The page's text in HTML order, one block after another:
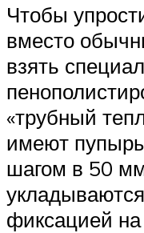
Чтобы
вместо
взять
«трубный
имеют
шагом в 50
фиксацией